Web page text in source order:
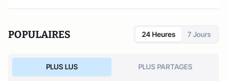
POPULAIRES 24 Heures 7 Jours
PLUS LUS PLUS PARTAGES